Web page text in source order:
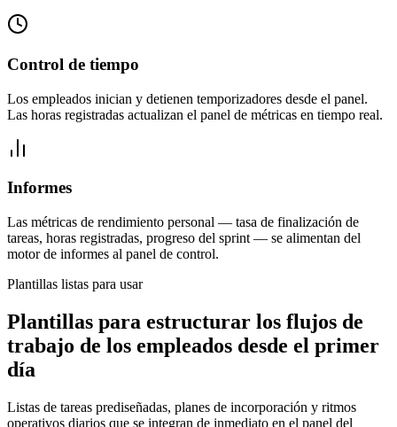
Control de tiempo
Los empleados inician y detienen temporizadores desde el panel.
Las horas registradas actualizan el panel de métricas en tiempo real.
Informes
Las métricas de rendimiento personal — tasa de finalización de
tareas, horas registradas, progreso del sprint — se alimentan del
motor de informes al panel de control.
Plantillas listas para usar
Plantillas para estructurar los flujos de
trabajo de los empleados desde el primer
día
Listas de tareas prediseñadas, planes de incorporación y ritmos
operativos diarios que se integran de inmediato en el panel del